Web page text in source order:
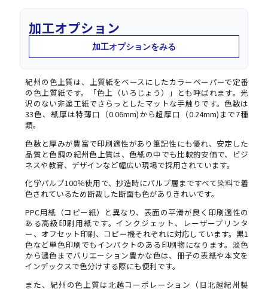
加工オプション
加工オプションをみる
紀州の色上質は、上質紙をベースにしたカラーペーパーで定番
の色上質紙です。「色上（いろじょう）」とも呼ばれます。光
沢のない非塗工紙でさらっとしたマットな手触りです。色数は
33色、紙厚は特薄口（0.06mm)から超厚口（0.24mm)まで7種
類。
色数と厚みが豊富で印刷適性があり筆記性にも優れ、安定した
品質と色調の紀州色上質は、色紙の中でも比較的安価で、ビジ
ネスや教育、デザインなど幅広い現場で採用されています。
化学パルプ100％使用で、抄造時にパルプ層まですべて染料で着
色されているため断裁した断面も色がありきれいです。
PPC用紙（コピー紙）と異なり、表面の平滑が良く印刷適性の
ある高級印刷用紙です。インクジェット、レーザープリンタ
ー、オフセット印刷、コピー機それぞれに対応しています。黒1
色など単色印刷でもインパクトのある印刷物になります。淡色
から濃色までバリエーション豊かな色は、冊子の表紙や本文を
インデックスで色分けする際にも便利です。
また、紀州の色上質は北越コーポレーション（旧北越紀州製